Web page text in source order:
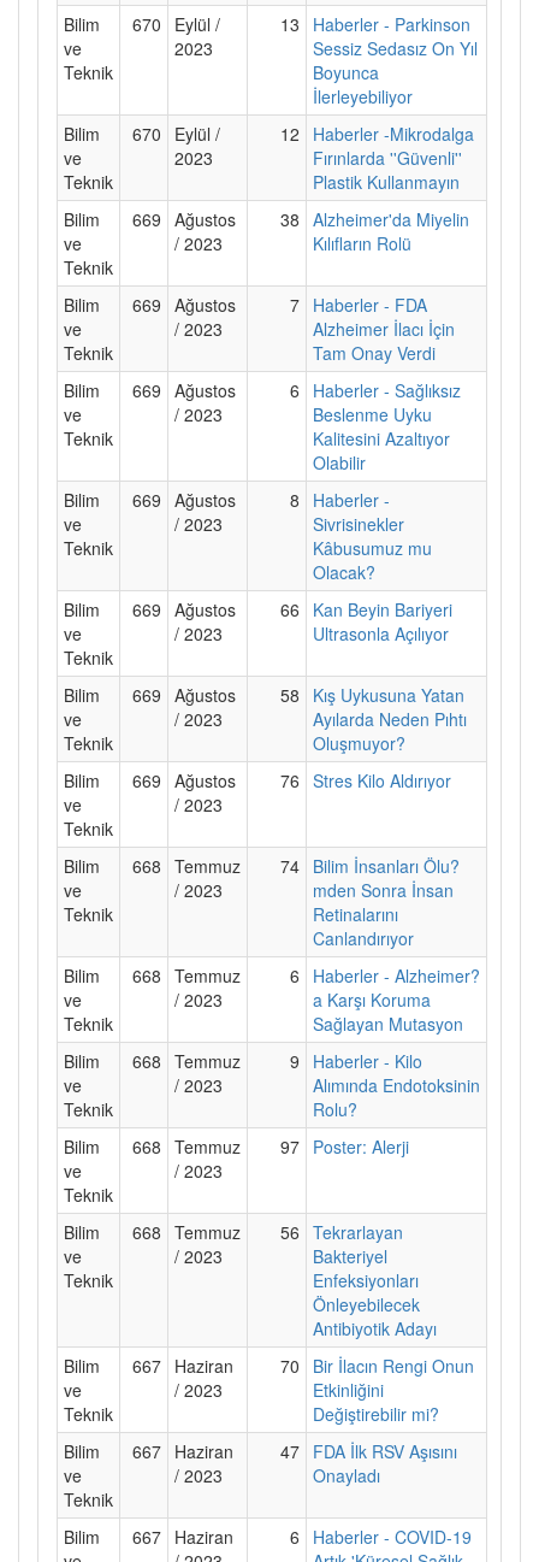
Bilim
ve
Teknik
670
Eylül /
2023
13
Haberler - Parkinson
Sessiz Sedasız On Yıl
Boyunca
İlerleyebiliyor
Bilim
ve
Teknik
670
Eylül /
2023
12
Haberler -Mikrodalga
Fırınlarda ''Güvenli''
Plastik Kullanmayın
Bilim
ve
Teknik
669 Ağustos
/ 2023
38 Alzheimer'da Miyelin
Kılıfların Rolü
Bilim
ve
Teknik
669 Ağustos
/ 2023
7 Haberler - FDA
Alzheimer İlacı İçin
Tam Onay Verdi
Bilim
ve
Teknik
669 Ağustos
/ 2023
6
Haberler - Sağlıksız
Beslenme Uyku
Kalitesini Azaltıyor
Olabilir
Bilim
ve
Teknik
669 Ağustos
/ 2023
8
Haberler -
Sivrisinekler
Kâbusumuz mu
Olacak?
Bilim
ve
Teknik
669 Ağustos
/ 2023
66
Kan Beyin Bariyeri
Ultrasonla Açılıyor
Bilim
ve
Teknik
669 Ağustos
/ 2023
58
Kış Uykusuna Yatan
Ayılarda Neden Pıhtı
Oluşmuyor?
Bilim
ve
Teknik
669 Ağustos
/ 2023
76 Stres Kilo Aldırıyor
Bilim
ve
Teknik
668 Temmuz
/ 2023
74 Bilim İnsanları Ölu?
mden Sonra İnsan
Retinalarını
Canlandırıyor
Bilim
ve
Teknik
668 Temmuz
/ 2023
6
Haberler - Alzheimer?
a Karşı Koruma
Sağlayan Mutasyon
Bilim
ve
Teknik
668 Temmuz
/ 2023
9
Haberler - Kilo
Alımında Endotoksinin
Rolu?
Bilim
ve
Teknik
668 Temmuz
/ 2023
97 Poster: Alerji
Bilim
ve
Teknik
668 Temmuz
/ 2023
56 Tekrarlayan
Bakteriyel
Enfeksiyonları
Önleyebilecek
Antibiyotik Adayı
Bilim
ve
Teknik
667 Haziran
/ 2023
70
Bir İlacın Rengi Onun
Etkinliğini
Değiştirebilir mi?
Bilim
ve
Teknik
667 Haziran
/ 2023
47 FDA İlk RSV Aşısını
Onayladı
Bilim
667 Haziran
6
Haberler - COVID-19